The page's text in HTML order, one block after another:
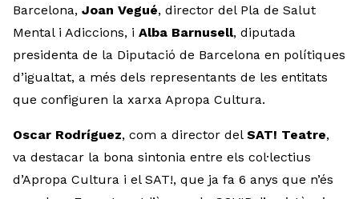
Barcelona, Joan Vegué, director del Pla de Salut
Mental i Adiccions, i Alba Barnusell, diputada
presidenta de la Diputació de Barcelona en polítiques
d’igualtat, a més dels representants de les entitats
que configuren la xarxa Apropa Cultura.
Oscar Rodríguez, com a director del SAT! Teatre,
va destacar la bona sintonia entre els col·lectius
d’Apropa Cultura i el SAT!, que ja fa 6 anys que n’és